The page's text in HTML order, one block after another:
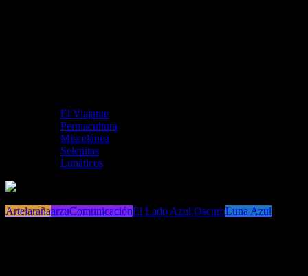
El Viajante
Permacultura
Miscelánea
Selenitas
Lunáticos
ArtelarañaarzuComunicaciónEl Lado Azul OscuroLuna Azul